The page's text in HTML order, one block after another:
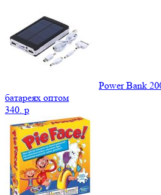
Power Bank
батареях оптом
340. p